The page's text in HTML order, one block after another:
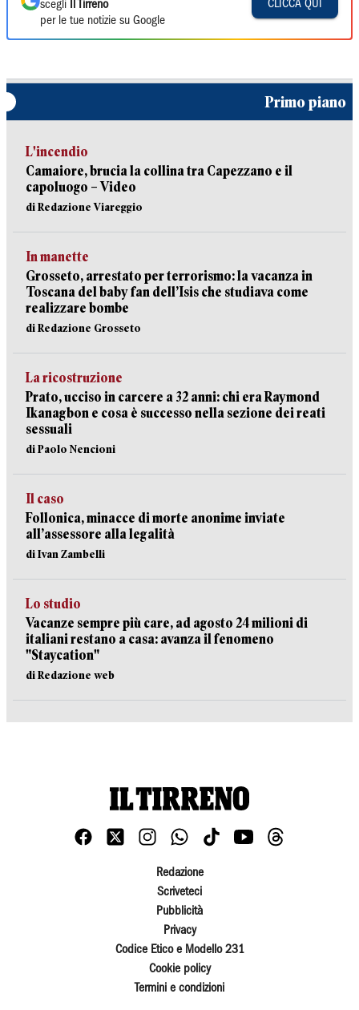
scegli
Il Tirreno
per le tue notizie su Google
CLICCA QUI
Primo piano
L'incendio
Camaiore, brucia la collina tra Capezzano e il
capoluogo – Video
di Redazione Viareggio
In manette
Grosseto, arrestato per terrorismo: la vacanza in
Toscana del baby fan dell’Isis che studiava come
realizzare bombe
di Redazione Grosseto
La ricostruzione
Prato, ucciso in carcere a 32 anni: chi era Raymond
Ikanagbon e cosa è successo nella sezione dei reati
sessuali
di Paolo Nencioni
Il caso
Follonica, minacce di morte anonime inviate
all’assessore alla legalità
di Ivan Zambelli
Lo studio
Vacanze sempre più care, ad agosto 24 milioni di
italiani restano a casa: avanza il fenomeno
"Staycation"
di Redazione web
Redazione
Scriveteci
Pubblicità
Privacy
Codice Etico e Modello 231
Cookie policy
Termini e condizioni